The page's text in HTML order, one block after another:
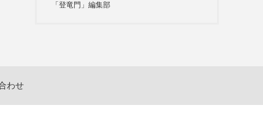
「登竜門」編集部
わせ